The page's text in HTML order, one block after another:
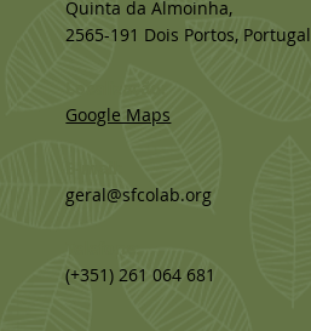
Quinta da Almoinha,
2565-191 Dois Portos, Portugal
Google Maps
geral@sfcolab.org
(+351) 261 064 681